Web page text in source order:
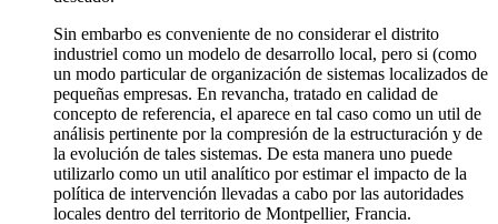
Sin embarbo es conveniente de no considerar el distrito
industriel como un modelo de desarrollo local, pero si (como
un modo particular de organización de sistemas localizados de
pequeñas empresas. En revancha, tratado en calidad de
concepto de referencia, el aparece en tal caso como un util de
análisis pertinente por la compresión de la estructuración y de
la evolución de tales sistemas. De esta manera uno puede
utilizarlo como un util analítico por estimar el impacto de la
política de intervención llevadas a cabo por las autoridades
locales dentro del territorio de Montpellier, Francia.